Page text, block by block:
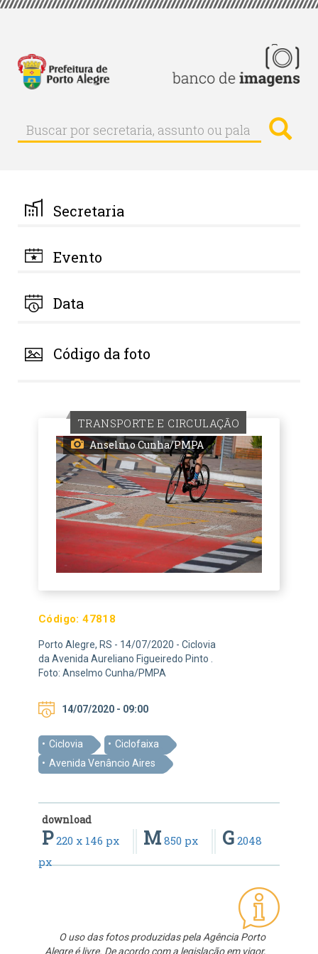
Pular
principal
Buscar
Buscar
por
palavra-
chave
Secretaria
Evento
Data
Código da foto
TRANSPORTE E CIRCULAÇÃO
Anselmo Cunha/PMPA
Código:47818
Porto Alegre, RS - 14/07/2020 - Ciclovia
da Avenida Aureliano Figueiredo Pinto .
Foto: Anselmo Cunha/PMPA
14/07/2020 - 09:00
Ciclovia
Ciclofaixa
Avenida Venâncio Aires
download
P220 x 146 px M 850 px G 2048
px
O uso das fotos produzidas pela Agência Porto
Alegre é livre. De acordo com a legislação em vigor,